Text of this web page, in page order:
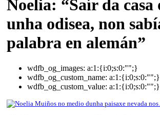
Noelia: “Saír da
unha odisea, non
palabra en alemán”
wdfb_og_images: a:1:{i:0;s:0:"";}
wdfb_og_custom_name: a:1:{i:0;s:0:"";}
wdfb_og_custom_value: a:1:{i:0;s:0:"";}